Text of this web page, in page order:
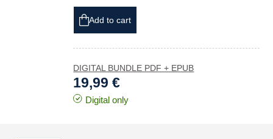
Add to cart
DIGITAL BUNDLE PDF + EPUB
19,99 €
Digital only